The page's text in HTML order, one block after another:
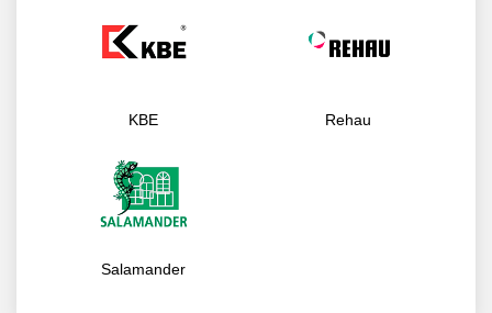
KBE Rehau
Salamander